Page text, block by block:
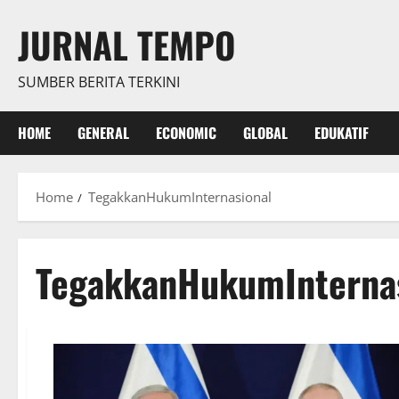
content
JURNAL TEMPO
SUMBER BERITA TERKINI
HOME GENERAL ECONOMIC GLOBAL EDUKATIF
Home TegakkanHukumInternasional